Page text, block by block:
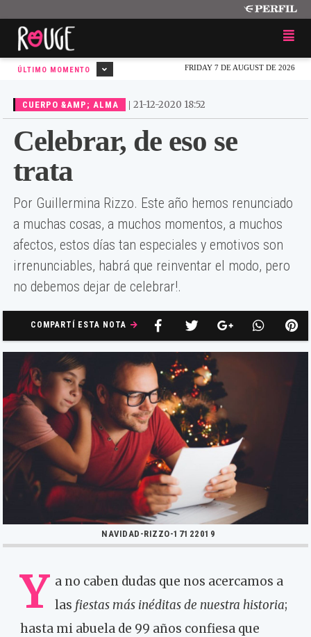
FRIDAY 7 DE AUGUST DE 2026
ÚLTIMO MOMENTO
CUERPO &AMP; ALMA | 21-12-2020 18:52
Celebrar, de eso se
trata
Por Guillermina Rizzo. Este año hemos renunciado
a muchas cosas, a muchos momentos, a muchos
afectos, estos días tan especiales y emotivos son
irrenunciables, habrá que reinventar el modo, pero
no debemos dejar de celebrar!.
COMPARTÍ ESTA NOTA
NAVIDAD-RIZZO-17122019
Y a no caben dudas que nos acercamos a
las fiestas más inéditas de nuestra historia;
hasta mi abuela de 99 años confiesa que